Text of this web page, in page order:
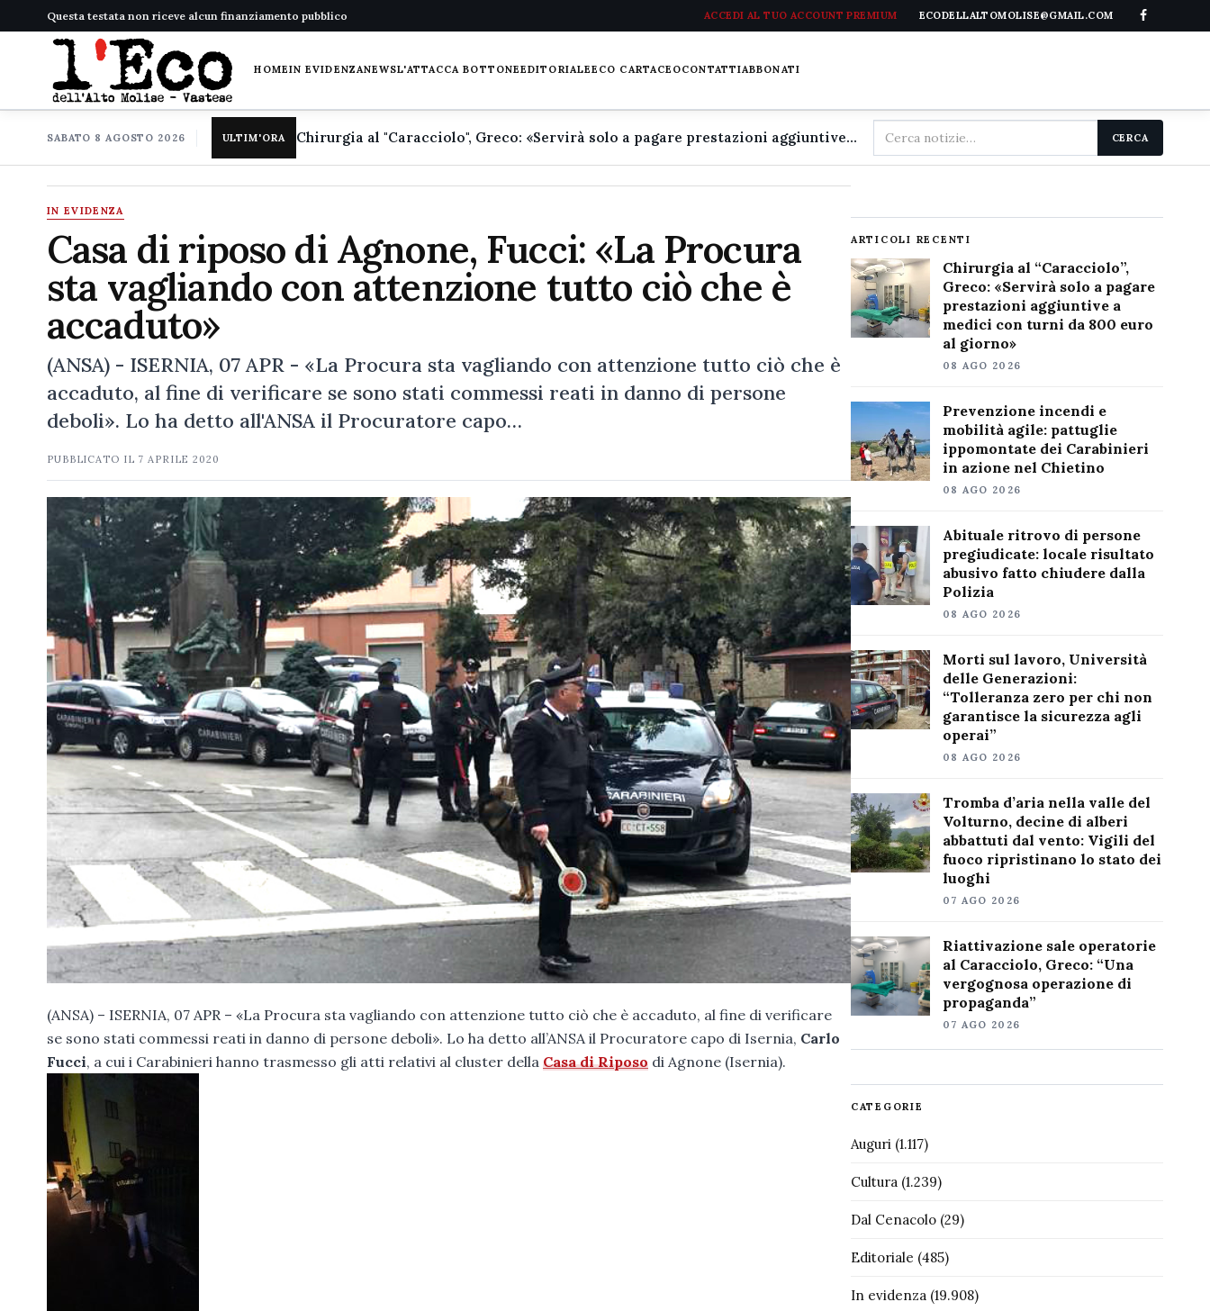
Questa testata non riceve alcun finanziamento pubblico ACCEDI AL TUO ACCOUNT PREMIUM ECODELLALTOMOLISE@GMAIL.COM
HOMEIN EVIDENZANEWSL'ATTACCA BOTTONEEDITORIALEECO CARTACEOCONTATTIABBONATI
SABATO 8 AGOSTO 2026 ULTIM'ORA Chirurgia al "Caracciolo", Greco: «Servirà solo a pagare prestazioni aggiuntive a medici con turni da 800 euro al giorno»
Cerca
nel
CERCA
IN EVIDENZA
Casa di riposo di Agnone, Fucci: «La Procura
sta vagliando con attenzione tutto ciò che è
accaduto»
(ANSA) - ISERNIA, 07 APR - «La Procura sta vagliando con attenzione tutto ciò che è
accaduto, al fine di verificare se sono stati commessi reati in danno di persone
deboli». Lo ha detto all'ANSA il Procuratore capo…
PUBBLICATO IL 7 APRILE 2020
(ANSA) – ISERNIA, 07 APR – «La Procura sta vagliando con attenzione tutto ciò che è accaduto, al fine di verificare
se sono stati commessi reati in danno di persone deboli». Lo ha detto all’ANSA il Procuratore capo di Isernia, Carlo
Fucci, a cui i Carabinieri hanno trasmesso gli atti relativi al cluster della Casa di Riposo di Agnone (Isernia).
ARTICOLI RECENTI
Chirurgia al “Caracciolo”,
Greco: «Servirà solo a pagare
prestazioni aggiuntive a
medici con turni da 800 euro
al giorno»
08 AGO 2026
Prevenzione incendi e
mobilità agile: pattuglie
ippomontate dei Carabinieri
in azione nel Chietino
08 AGO 2026
Abituale ritrovo di persone
pregiudicate: locale risultato
abusivo fatto chiudere dalla
Polizia
08 AGO 2026
Morti sul lavoro, Università
delle Generazioni:
“Tolleranza zero per chi non
garantisce la sicurezza agli
operai”
08 AGO 2026
Tromba d’aria nella valle del
Volturno, decine di alberi
abbattuti dal vento: Vigili del
fuoco ripristinano lo stato dei
luoghi
07 AGO 2026
Riattivazione sale operatorie
al Caracciolo, Greco: “Una
vergognosa operazione di
propaganda”
07 AGO 2026
CATEGORIE
Auguri(1.117)
Cultura(1.239)
Dal Cenacolo(29)
Editoriale (485)
In evidenza(19.908)